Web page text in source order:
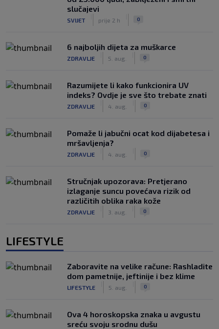
slučajevi
SVIJET prije 2 h 0
6 najboljih dijeta za muškarce
ZDRAVLJE 5. aug. 0
Razumijete li kako funkcionira UV
indeks? Ovdje je sve što trebate znati
ZDRAVLJE 4. aug. 0
Pomaže li jabučni ocat kod dijabetesa i
mršavljenja?
ZDRAVLJE 4. aug. 0
Stručnjak upozorava: Pretjerano
izlaganje suncu povećava rizik od
različitih oblika raka kože
ZDRAVLJE 3. aug. 0
LIFESTYLE
Zaboravite na velike račune: Rashladite
dom pametnije, jeftinije i bez klime
LIFESTYLE 5. aug. 0
Ova 4 horoskopska znaka u avgustu
sreću svoju srodnu dušu